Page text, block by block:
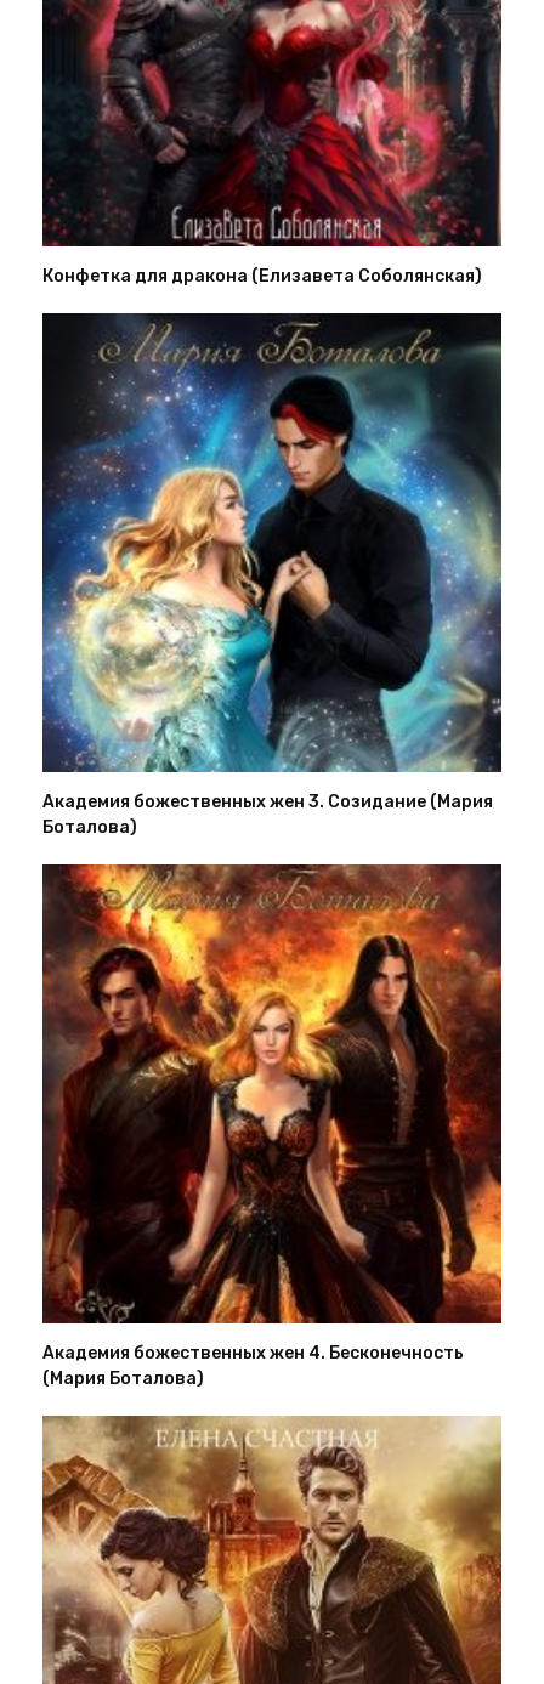
Конфетка для дракона (Елизавета Соболянская)
Академия божественных жен 3. Созидание (Мария
Боталова)
Академия божественных жен 4. Бесконечность
(Мария Боталова)